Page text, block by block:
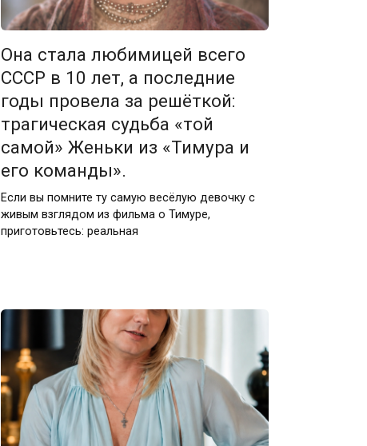
Она стала любимицей всего
СССР в 10 лет, а последние
годы провела за решёткой:
трагическая судьба «той
самой» Женьки из «Тимура и
его команды».
Если вы помните ту самую весёлую девочку с
живым взглядом из фильма о Тимуре,
приготовьтесь: реальная